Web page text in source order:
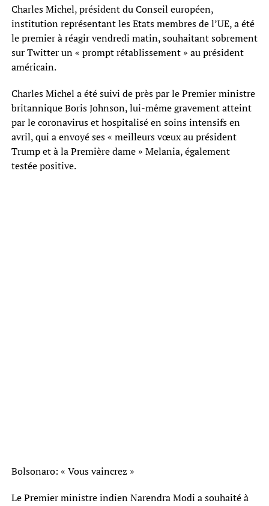
Charles Michel, président du Conseil européen,
institution représentant les Etats membres de l’UE, a été
le premier à réagir vendredi matin, souhaitant sobrement
sur Twitter un « prompt rétablissement » au président
américain.
Charles Michel a été suivi de près par le Premier ministre
britannique Boris Johnson, lui-même gravement atteint
par le coronavirus et hospitalisé en soins intensifs en
avril, qui a envoyé ses « meilleurs vœux au président
Trump et à la Première dame » Melania, également
testée positive.
Bolsonaro: « Vous vaincrez »
Le Premier ministre indien Narendra Modi a souhaité à